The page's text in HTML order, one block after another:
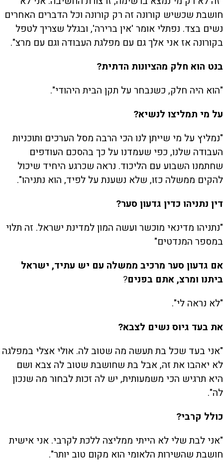
חושבת שכשיש קורונה זה רק קורונה וכל הדברים האחרים
נשים בצד. נפתלי אומר 'אין ברירה', ובגלל שצריך לטפל
בקורונה אז אני אלך גם עם מפלגת העבודה וגם עם מרצ".
בנט הוא חלק מהציונות הדתית?
"הוא היה חלק, כשנבחר על תקן הבית היהודי".
על מי תמליצו לנשיא?
"נמליץ על מי שייתן לנו הכי הרבה מסל הערכים ותוכניות
העבודה שלנו, כפי שעמדנו על כך בהסכם העודפים
שחתמנו השבוע עם הליכוד. נראה שכרגע היחיד שיכול
להקים ממשלה כזו, שלא נשענת על לפיד, הוא נתניהו".
דין נתניהו כדין גדעון סער?
"נתניהו מדינאי מוכשר ועשה המון למדינת ישראל. זה תלוי
במספר המנדטים"
אם גדעון סער מרכיב ממשלה עם יש עתיד, ישראל
ביתנו ומרצ, אתם בפנים?
"לא נראה לי".
את בעד גיוס נשים לצבא?
"אני בעד שכל בת תעשה מה שטוב לה. אולי אצלי במפלגה
לא יאהבו את זה, אבל בת שחושבת שטוב לה צבא ושם
היא תרגיש הכי משמעותית, יש לה זכות לבחור מה שנכון
לה".
כולל קרבי?
"אני לבת שלי לא הייתי ממליצה ללכת לקרבי. אני אישית
חושבת שהשירות הלאומי הוא מקום טוב יותר".